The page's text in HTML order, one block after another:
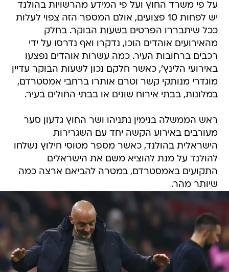
על פי משרד החוץ ועל פי המידע מהרשויות בהולנד
יש לפחות 10 פצועים, אולם המספר הזה צפוי לעלות
ככל שיתבררו הפרטים בשעות הבוקר. בחלק
מהאירועים אוהדים הוכו, נדקרו ואף נדרסו על ידי
רכבים ברחובות העיר. כמה עשרות אוהדים נפצעו
באירועי הלינץ', כאשר חלקם נכון לשעות הבוקר עדיין
מוגדרי מנותקי קשר וטרם אותרו ברחבי אמסטרדם,
במלונות, בבתי אירוח שונים או בבתי החולים בעיר.
ראש הממשלה בנימין נתניהו ושר החוץ גדעון סער
מעורבים באירוע הקשה יחד עם השגרירות
הישראלית בהולנד, כאשר מספר מטוסי חילוץ נשלחו
להולנד על מנת להוציא משם את הישראלים
התקועים באמסטרדם, במטרה להביאם ארצה כמה
שיותר מהר.